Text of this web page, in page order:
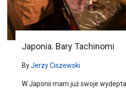
Japonia. Bary Tachinomi
ByJerzy Ciszewski
W Japonii mam już swoje